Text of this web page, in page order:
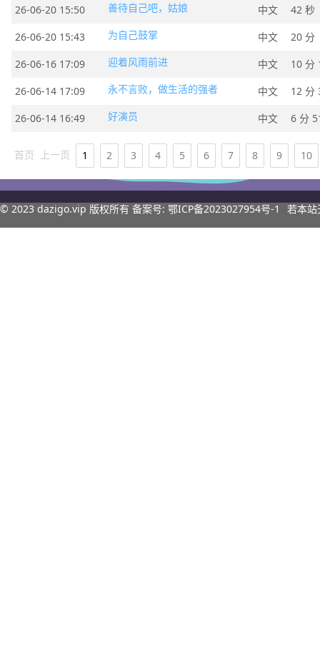
26-06-20 15:50
善待自己吧，姑娘 中文
42 秒
26-06-20 15:43
为自己鼓掌 中文
20 分
26-06-16 17:09
迎着风雨前进 中文
10 分
26-06-14 17:09
永不言败，做生活的强者 中文
12 分
26-06-14 16:49
好演员 中文 6 分
首页 上一页 1 2 3 4 5 6 7 8 9 10
© 2023 dazigo.vip 版权所有 备案号: 鄂ICP备2023027954号-1 若本